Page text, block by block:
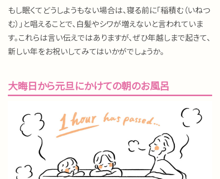
もし眠くてどうしようもない場合は、寝る前に「稲積む（いねつ
む）」と唱えることで、白髪やシワが増えないと言われていま
す。これらは言い伝えではありますが、ぜひ年越しまで起きて、
新しい年をお祝いしてみてはいかがでしょうか。
大晦日から元旦にかけての朝のお風呂